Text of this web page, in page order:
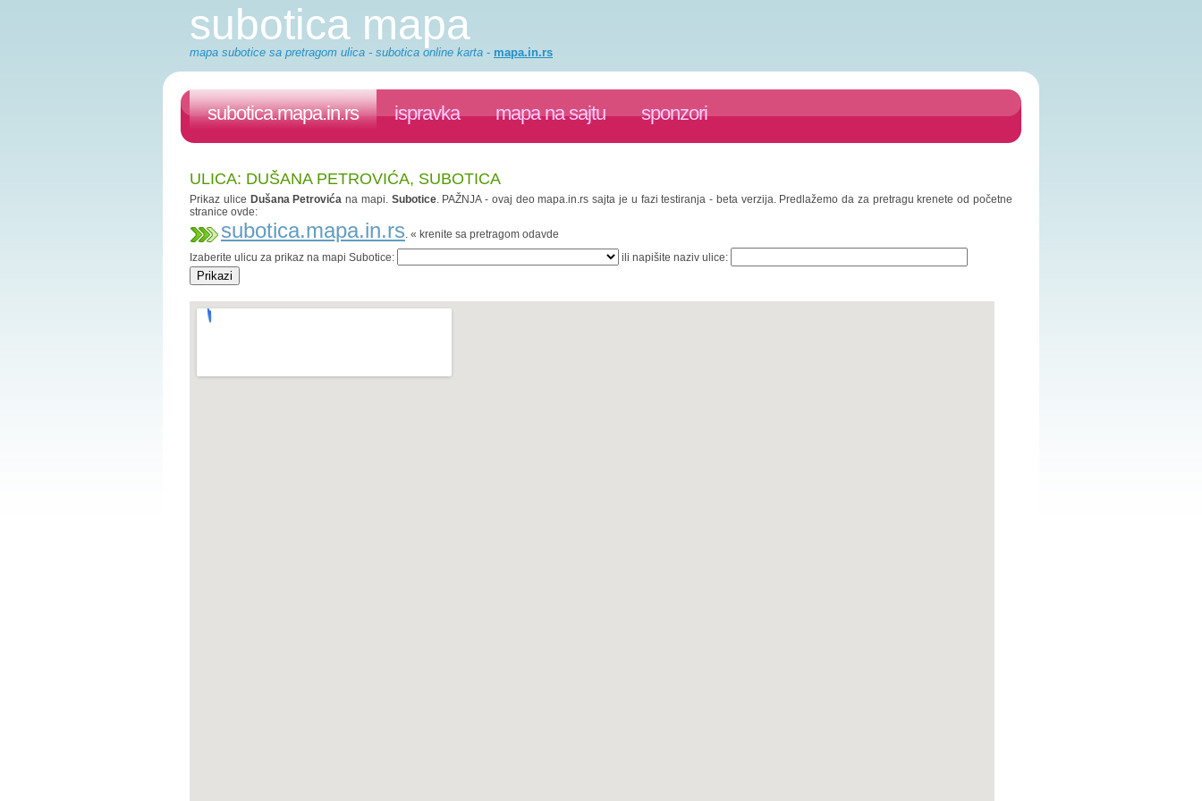
subotica mapa
mapa subotice sa pretragom ulica - subotica online karta - mapa.in.rs
subotica.mapa.in.rs ispravka mapa na sajtu sponzori
ULICA: DUŠANA PETROVIĆA, SUBOTICA
Prikaz ulice Dušana Petrovića na mapi. Subotice. PAŽNJA - ovaj deo mapa.in.rs sajta je u fazi testiranja - beta verzija. Predlažemo da za pretragu krenete od početne
stranice ovde:
subotica.mapa.in.rs. « krenite sa pretragom odavde
Izaberite ulicu za prikaz na mapi Subotice:
ili napišite naziv ulice: